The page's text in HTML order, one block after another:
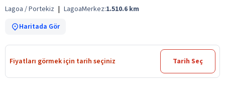
Lagoa / Portekiz | LagoaMerkez:1.510.6 km
Haritada Gör
Fiyatları görmek için tarih seçiniz Tarih Seç